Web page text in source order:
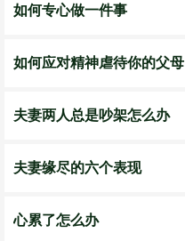
如何专心做一件事
如何应对精神虐待你的父母
夫妻两人总是吵架怎么办
夫妻缘尽的六个表现
心累了怎么办